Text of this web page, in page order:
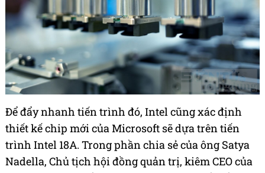
Để đẩy nhanh tiến trình đó, Intel cũng xác định
thiết kế chip mới của Microsoft sẽ dựa trên tiến
trình Intel 18A. Trong phần chia sẻ của ông Satya
Nadella, Chủ tịch hội đồng quản trị, kiêm CEO của